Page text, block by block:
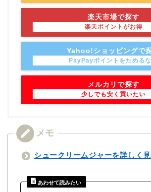
楽天市場で探す
Yahoo!ショッピングで
メルカリで探す
シュークリームジャーを詳しく